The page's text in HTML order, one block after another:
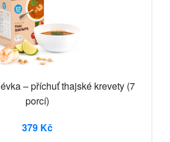
– příchuť thajské krevety (7
porcí)
379 Kč